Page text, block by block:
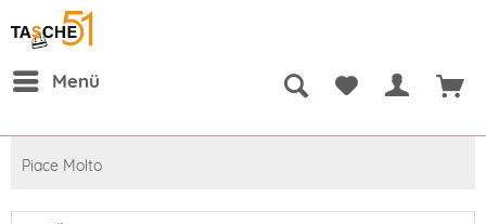
Menü
Piace Molto